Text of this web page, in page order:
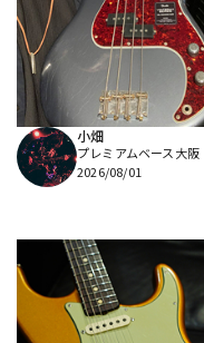
小畑
プレミアムベース大阪
2026/08/01